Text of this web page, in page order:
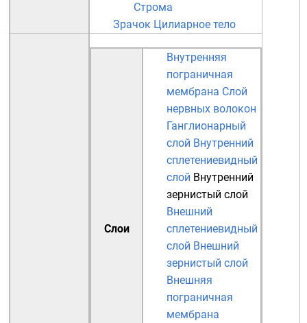
Строма
Зрачок Цилиарное тело
Слои
Внутренняя
пограничная
мембрана Слой
нервных волокон
Ганглионарный
слой Внутренний
сплетениевидный
слой Внутренний
зернистый слой
Внешний
сплетениевидный
слой Внешний
зернистый слой
Внешняя
пограничная
мембрана